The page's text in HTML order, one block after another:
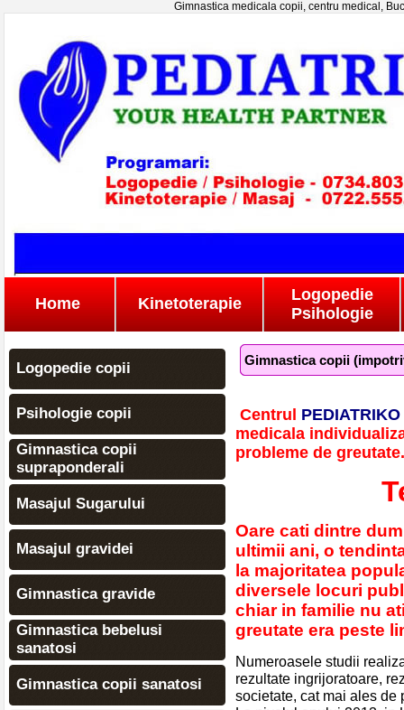
Gimnastica medicala copii, centru medical,
Home Kinetoterapie
Logopedie
Psihologie
Logopedie copii
Psihologie copii
Gimnastica copii
supraponderali
Masajul Sugarului
Masajul gravidei
Gimnastica gravide
Gimnastica bebelusi
sanatosi
Gimnastica copii sanatosi
Gimnastica copii
Centrul PEDIATRIKO
medicala
probleme de greutate.
Tel :
Oare cati dintre
ultimii ani, o
la majoritatea
diversele locuri
chiar in familie nu
greutate era peste
Numeroasele studii
rezultate ingrijoratoare,
societate, cat mai ales